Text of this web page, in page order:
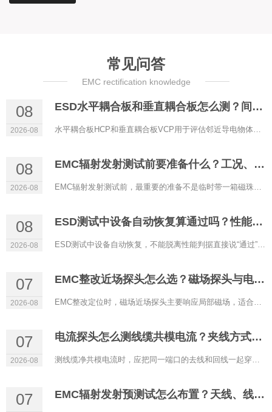
常见问答
EMC rectification knowledge
08
2026-08
ESD水平耦合板和垂直耦合板怎么测？间接放电路径分析
水平耦合板HCP和垂直耦合板VCP用于评估邻近导电物体受静电放电后，对受试设备产生的间接耦合。它们不是把枪头直接...
08
2026-08
EMC辐射发射测试前要准备什么？工况、线缆与场地检查
EMC辐射发射测试前，最重要的准备不是临时带一箱磁珠，而是让样机处于可复现、能代表最差发射的工作状态。软件版本...
08
2026-08
ESD测试中设备自动恢复算通过吗？性能判据与故障记录
ESD测试中设备自动恢复，不能脱离性能判据直接说“通过”或“失败”。有些产品标准允许测试期间出现短时性能下降，只要...
07
2026-08
EMC整改近场探头怎么选？磁场探头与电场探头的定位区别
EMC整改定位时，磁场近场探头主要响应局部磁场，适合寻找高频电流回路、走线和线缆热点；电场近场探头主要响应局部...
07
2026-08
电流探头怎么测线缆共模电流？夹线方式与传输阻抗
测线缆净共模电流时，应把同一端口的去线和回线一起穿过高频电流探头。正常差模电流方向相反，磁场大部分抵消；两...
07 EMC辐射发射预测试怎么布置？天线、线缆与样机姿态